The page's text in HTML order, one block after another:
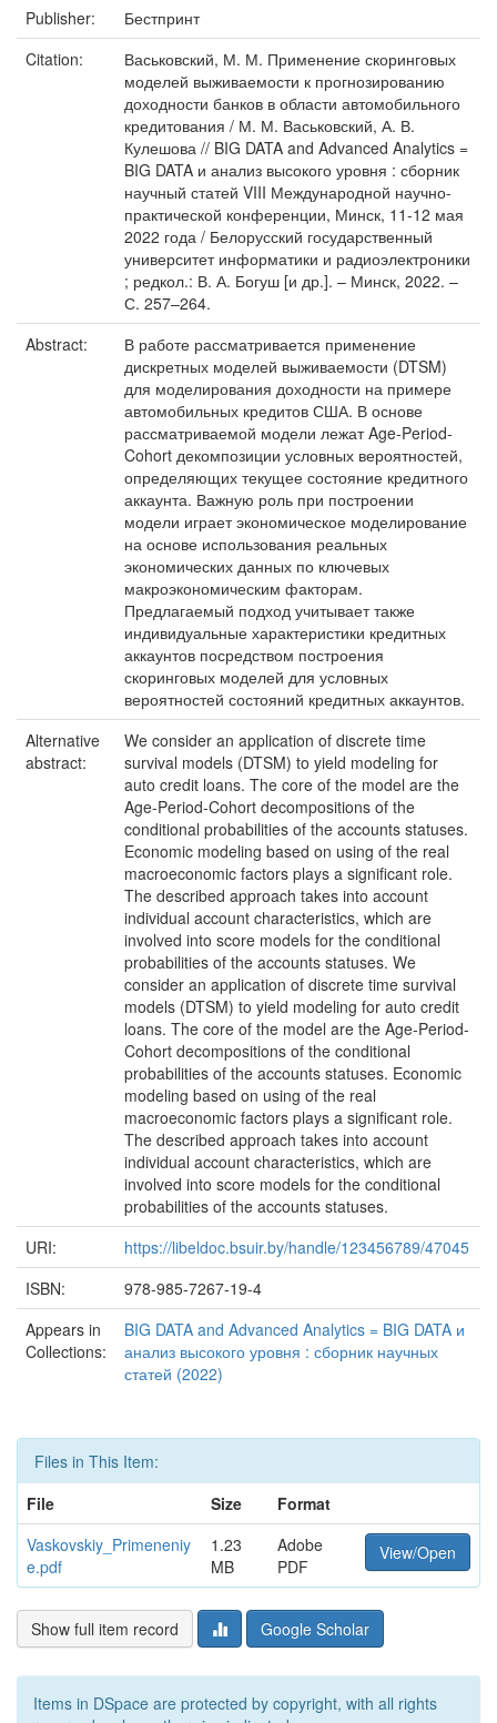
Publisher:
Бестпринт
Citation:
Васьковский, М. М. Применение скоринговых
моделей выживаемости к прогнозированию
доходности банков в области автомобильного
кредитования / М. М. Васьковский, А. В.
Кулешова // BIG DATA and Advanced Analytics =
BIG DATA и анализ высокого уровня : сборник
научный статей VIII Международной научно-
практической конференции, Минск, 11-12 мая
2022 года / Белорусский государственный
университет информатики и радиоэлектроники
; редкол.: В. А. Богуш [и др.]. – Минск, 2022. –
С. 257–264.
Abstract:
В работе рассматривается применение
дискретных моделей выживаемости (DTSM)
для моделирования доходности на примере
автомобильных кредитов США. В основе
рассматриваемой модели лежат Age-Period-
Cohort декомпозиции условных вероятностей,
определяющих текущее состояние кредитного
аккаунта. Важную роль при построении
модели играет экономическое моделирование
на основе использования реальных
экономических данных по ключевых
макроэкономическим факторам.
Предлагаемый подход учитывает также
индивидуальные характеристики кредитных
аккаунтов посредством построения
скоринговых моделей для условных
вероятностей состояний кредитных аккаунтов.
Alternative
abstract:
We consider an application of discrete time
survival models (DTSM) to yield modeling for
auto credit loans. The core of the model are the
Age-Period-Cohort decompositions of the
conditional probabilities of the accounts statuses.
Economic modeling based on using of the real
macroeconomic factors plays a significant role.
The described approach takes into account
individual account characteristics, which are
involved into score models for the conditional
probabilities of the accounts statuses. We
consider an application of discrete time survival
models (DTSM) to yield modeling for auto credit
loans. The core of the model are the Age-Period-
Cohort decompositions of the conditional
probabilities of the accounts statuses. Economic
modeling based on using of the real
macroeconomic factors plays a significant role.
The described approach takes into account
individual account characteristics, which are
involved into score models for the conditional
probabilities of the accounts statuses.
URI:
https://libeldoc.bsuir.by/handle/123456789/47045
ISBN:
978-985-7267-19-4
Appears in
Collections:
BIG DATA and Advanced Analytics = BIG DATA и
анализ высокого уровня : сборник научных
статей (2022)
Files in This Item:
File
Size
Format
Vaskovskiy_Primeneniy
e.pdf
1.23
MB
Adobe
PDF
View/Open
Show full item record Google Scholar
Items in DSpace are protected by copyright, with all rights